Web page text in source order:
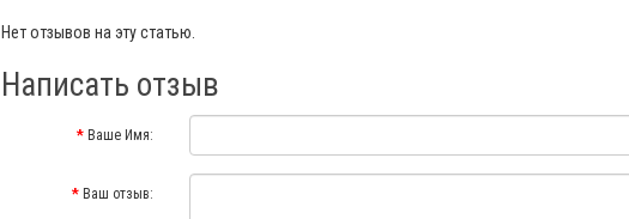
Нет отзывов на эту статью.
Написать отзыв
Ваше Имя:
Ваш отзыв: